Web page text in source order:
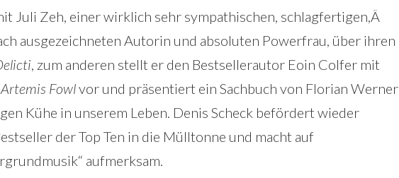
Juli Zeh, einer wirklich sehr sympathischen, schlagfertigen,Â
ausgezeichneten Autorin und absoluten Powerfrau, über ihren
, zum anderen stellt er den Bestsellerautor Eoin Colfer mit
Artemis Fowlvor und präsentiert ein Sachbuch von Florian Werner
Kühe in unserem Leben. Denis Scheck befördert wieder
der Top Ten in die Mülltonne und macht auf
aufmerksam.